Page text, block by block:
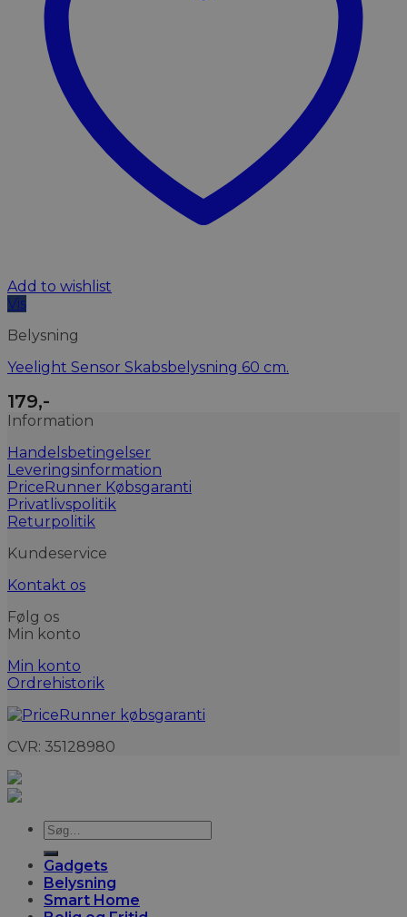
Add to wishlist
Vis
Belysning
Yeelight Sensor Skabsbelysning 60 cm.
179,-
Information
Handelsbetingelser
Leveringsinformation
PriceRunner Købsgaranti
Privatlivspolitik
Returpolitik
Kundeservice
Kontakt os
Følg os
Min konto
Min konto
Ordrehistorik
CVR: 35128980
Søg
efter:
Gadgets
Belysning
Smart Home